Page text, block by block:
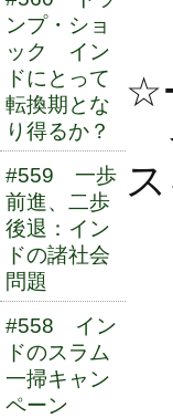
ンプ・ショ
ック イン
ドにとって
転換期とな
り得るか？
#559 一歩
前進、二歩
後退：イン
ドの諸社会
問題
#558 イン
ドのスラム
一掃キャン
ペーン
☆